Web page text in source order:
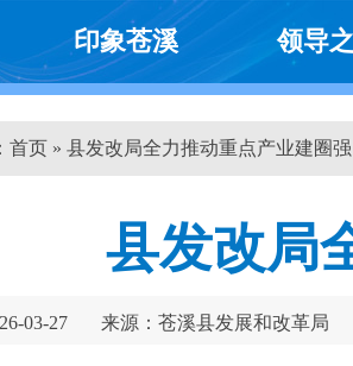
印象苍溪 领导
首页 » 县发改局全力推动重点产业建圈
县发改局
03-27 来源：苍溪县发展和改革局